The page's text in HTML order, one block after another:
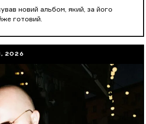
новий альбом, який, за його
готовий.
2026